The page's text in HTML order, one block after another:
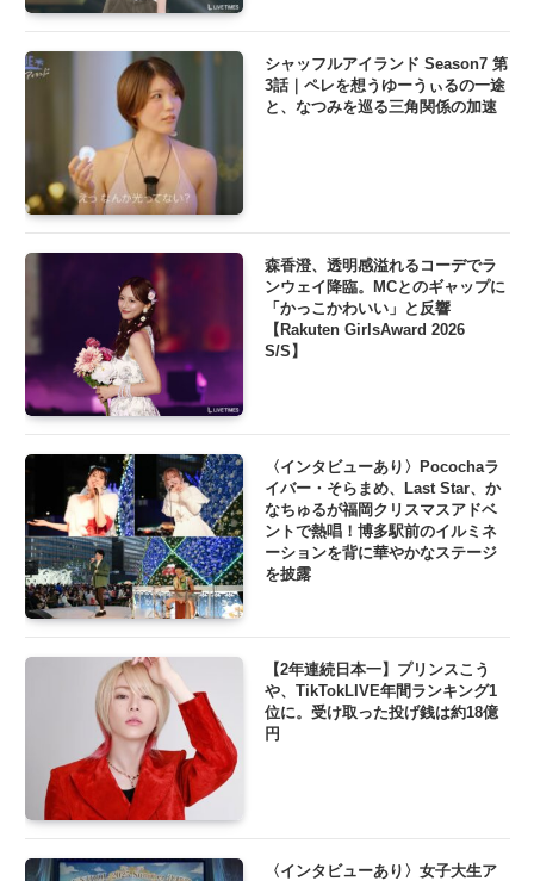
シャッフルアイランド Season7 第
3話｜ペレを想うゆーうぃるの一途
と、なつみを巡る三角関係の加速
森香澄、透明感溢れるコーデでラ
ンウェイ降臨。MCとのギャップに
「かっこかわいい」と反響
【Rakuten GirlsAward 2026
S/S】
〈インタビューあり〉Pocochaラ
イバー・そらまめ、Last Star、か
なちゅるが福岡クリスマスアドベ
ントで熱唱！博多駅前のイルミネ
ーションを背に華やかなステージ
を披露
【2年連続日本一】プリンスこう
や、TikTokLIVE年間ランキング1
位に。受け取った投げ銭は約18億
円
〈インタビューあり〉女子大生ア